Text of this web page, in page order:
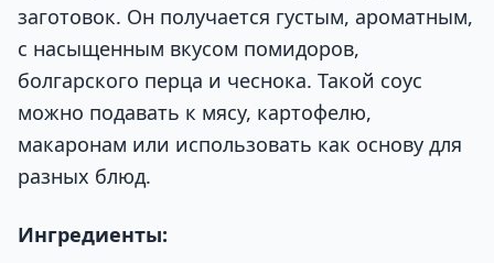
заготовок. Он получается густым, ароматным,
с насыщенным вкусом помидоров,
болгарского перца и чеснока. Такой соус
можно подавать к мясу, картофелю,
макаронам или использовать как основу для
разных блюд.
Ингредиенты: